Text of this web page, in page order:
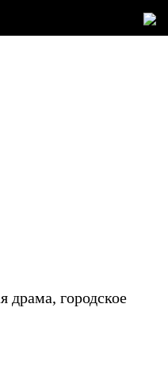
драма, городское